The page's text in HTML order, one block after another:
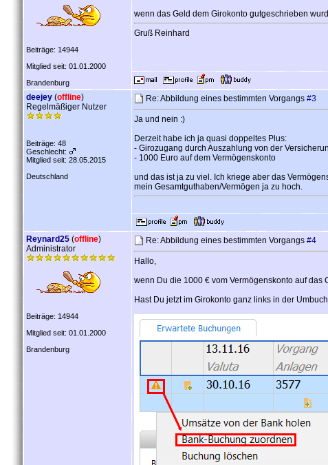
Beiträge: 14944
Mitglied seit: 01.01.2000
Brandenburg
wenn das Geld dem Girokonto gutgeschrieben
Gruß Reinhard
deejey (offline)
Regelmäßiger Nutzer
Beiträge: 48
Geschlecht:
Mitglied seit: 28.05.2015
Deutschland
Re: Abbildung eines bestimmten Vorgangs #3
Ja und nein :)
Derzeit habe ich ja quasi doppeltes Plus:
- Girozugang durch Auszahlung von der
- 1000 Euro auf dem Vermögenskonto
und das ist ja zu viel. Ich kriege aber das
mein Gesamtguthaben/Vermögen ja zu hoch.
Reynard25 (offline)
Administrator
Beiträge: 14944
Mitglied seit: 01.01.2000
Brandenburg
Re: Abbildung eines bestimmten Vorgangs #4
Hallo,
wenn Du die 1000 € vom Vermögenskonto auf das
Hast Du jetzt im Girokonto ganz links in der